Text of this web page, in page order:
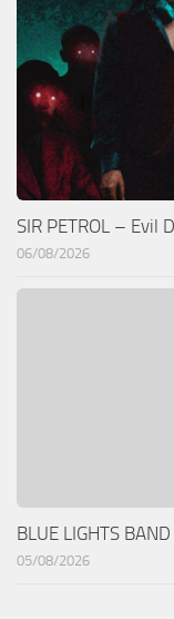
SIR PETROL – Evil
06/08/2026
BLUE LIGHTS
05/08/2026